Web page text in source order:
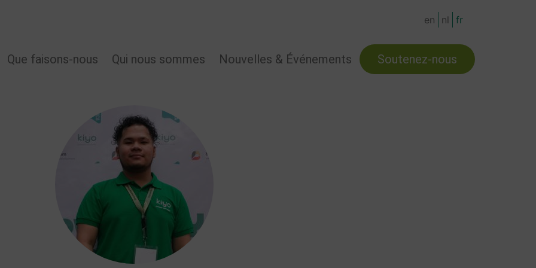
MAIN
Que faisons-nous Qui nous sommes Nouvelles & Événements Soutenez-nous
en nl fr